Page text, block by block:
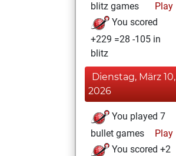
blitz games
Play
You scored
+229 =28 -105 in
blitz
Dienstag, März 10,
2026
You played 7
bullet games
Play
You scored +2